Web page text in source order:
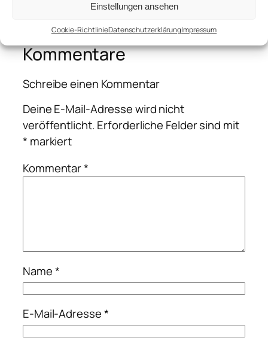
Einstellungen ansehen
Cookie-RichtlinieDatenschutzerklärungImpressum
Kommentare
Schreibe einen Kommentar
Deine E-Mail-Adresse wird nicht
veröffentlicht.Erforderliche Felder sind mit
* markiert
Kommentar*
Name*
E-Mail-Adresse*